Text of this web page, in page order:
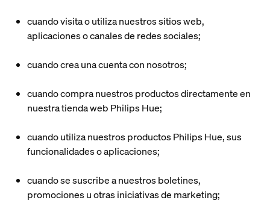
cuando visita o utiliza nuestros sitios web,
aplicaciones o canales de redes sociales;
cuando crea una cuenta con nosotros;
cuando compra nuestros productos directamente en
nuestra tienda web Philips Hue;
cuando utiliza nuestros productos Philips Hue, sus
funcionalidades o aplicaciones;
cuando se suscribe a nuestros boletines,
promociones u otras iniciativas de marketing;